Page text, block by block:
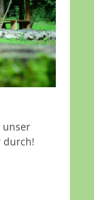
unser
durch!